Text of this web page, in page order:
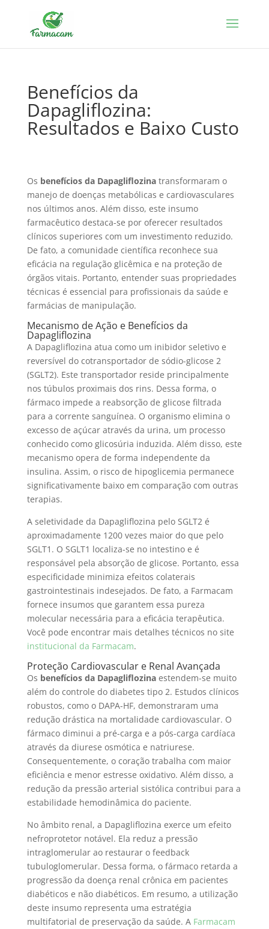
Benefícios da
Dapagliflozina:
Resultados e Baixo Custo
Os benefícios da Dapagliflozinatransformaram o
manejo de doenças metabólicas e cardiovasculares
nos últimos anos. Além disso, este insumo
farmacêutico destaca-se por oferecer resultados
clínicos superiores com um investimento reduzido.
De fato, a comunidade científica reconhece sua
eficácia na regulação glicêmica e na proteção de
órgãos vitais. Portanto, entender suas propriedades
técnicas é essencial para profissionais da saúde e
farmácias de manipulação.
Mecanismo de Ação e Benefícios da
Dapagliflozina
A Dapagliflozina atua como um inibidor seletivo e
reversível do cotransportador de sódio-glicose 2
(SGLT2). Este transportador reside principalmente
nos túbulos proximais dos rins. Dessa forma, o
fármaco impede a reabsorção de glicose filtrada
para a corrente sanguínea. O organismo elimina o
excesso de açúcar através da urina, um processo
conhecido como glicosúria induzida. Além disso, este
mecanismo opera de forma independente da
insulina. Assim, o risco de hipoglicemia permanece
significativamente baixo em comparação com outras
terapias.
A seletividade da Dapagliflozina pelo SGLT2 é
aproximadamente 1200 vezes maior do que pelo
SGLT1. O SGLT1 localiza-se no intestino e é
responsável pela absorção de glicose. Portanto, essa
especificidade minimiza efeitos colaterais
gastrointestinais indesejados. De fato, a Farmacam
fornece insumos que garantem essa pureza
molecular necessária para a eficácia terapêutica.
Você pode encontrar mais detalhes técnicos no site
institucional da Farmacam.
Proteção Cardiovascular e Renal Avançada
Os benefícios da Dapagliflozinaestendem-se muito
além do controle do diabetes tipo 2. Estudos clínicos
robustos, como o DAPA-HF, demonstraram uma
redução drástica na mortalidade cardiovascular. O
fármaco diminui a pré-carga e a pós-carga cardíaca
através da diurese osmótica e natriurese.
Consequentemente, o coração trabalha com maior
eficiência e menor estresse oxidativo. Além disso, a
redução da pressão arterial sistólica contribui para a
estabilidade hemodinâmica do paciente.
No âmbito renal, a Dapagliflozina exerce um efeito
nefroprotetor notável. Ela reduz a pressão
intraglomerular ao restaurar o feedback
tubuloglomerular. Dessa forma, o fármaco retarda a
progressão da doença renal crônica em pacientes
diabéticos e não diabéticos. Em resumo, a utilização
deste insumo representa uma estratégia
multifatorial de preservação da saúde. A Farmacam